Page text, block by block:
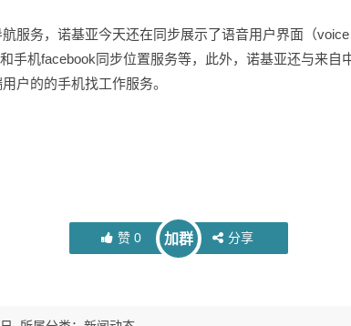
服务，诺基亚今天还在同步展示了语音用户界面（
手机facebook同步位置服务等，此外，诺基亚还与来自
户的的手机找工作服务。
赞0 加群 分享